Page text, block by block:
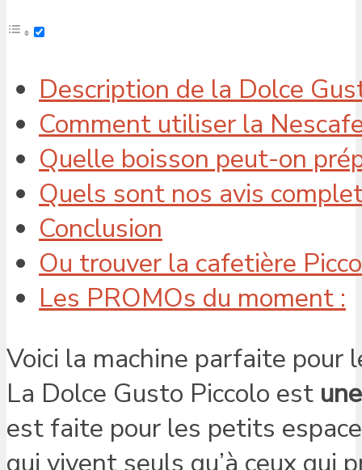
Description de la Dolce
Comment utiliser la
Quelle boisson peut-on
Quels sont nos avis
Conclusion
Ou trouver la cafetière
Les PROMOs du moment :
Voici la machine parfaite pour
La Dolce Gusto Piccolo est
est faite pour les petits